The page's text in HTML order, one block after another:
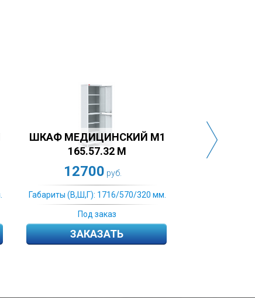
ШКАФ МЕДИЦИНСКИЙ M1
165.57.32 С
12700руб.
Габариты (В,Ш,Г): 1716/570/320 мм.
Под заказ
ЗАКАЗАТЬ
ШКАФ